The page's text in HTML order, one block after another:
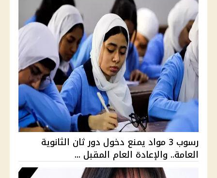
رسوب 3 مواد يمنع دخول دور ثان الثانوية
العامة.. والإعادة العام المقبل ...